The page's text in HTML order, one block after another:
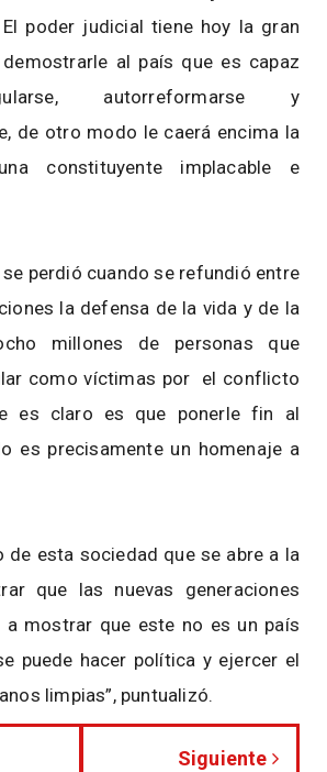
poder judicial tiene hoy la gran
al país que es capaz
autorreformarse y
de otro modo le caerá encima la
constituyente implacable e
perdió cuando se refundió entre
la defensa de la vida y de la
millones de personas que
como víctimas por el conflicto
es claro es que ponerle fin al
es precisamente un homenaje a
de esta sociedad que se abre a la
que las nuevas generaciones
a mostrar que este no es un país
puede hacer política y ejercer el
limpias”, puntualizó.
Siguiente